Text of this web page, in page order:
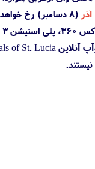
(۸ دسامبر) رخ خواهد داد.